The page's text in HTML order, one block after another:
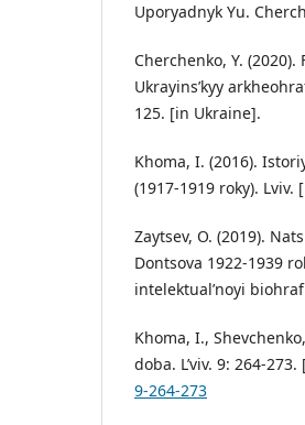
Uporyadnyk Yu.
Cherchenko, Y.
Ukrayins’kyy
125. [in Ukraine].
Khoma, I. (2016).
(1917-1919 roky). Lviv.
Zaytsev, O. (2019).
Dontsova 1922-1939
intelektual’noyi
Khoma, I.,
doba. L’viv. 9: 264-
9-264-273